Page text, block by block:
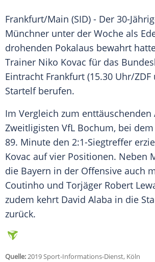
Frankfurt/Main (SID) - Der 30-
Münchner unter der Woche als
drohenden Pokalaus bewahrt
Trainer Niko Kovac für das
Eintracht Frankfurt (15.30 Uhr/ZDF
Startelf berufen.
Im Vergleich zum
Zweitligisten VfL Bochum, bei dem
89. Minute den 2:1-Siegtreffer
Kovac auf vier Positionen. Neben
die Bayern in der Offensive auch
Coutinho und Torjäger Robert
zudem kehrt David Alaba in die
zurück.
Quelle:2019 Sport-Informations-Dienst, Köln